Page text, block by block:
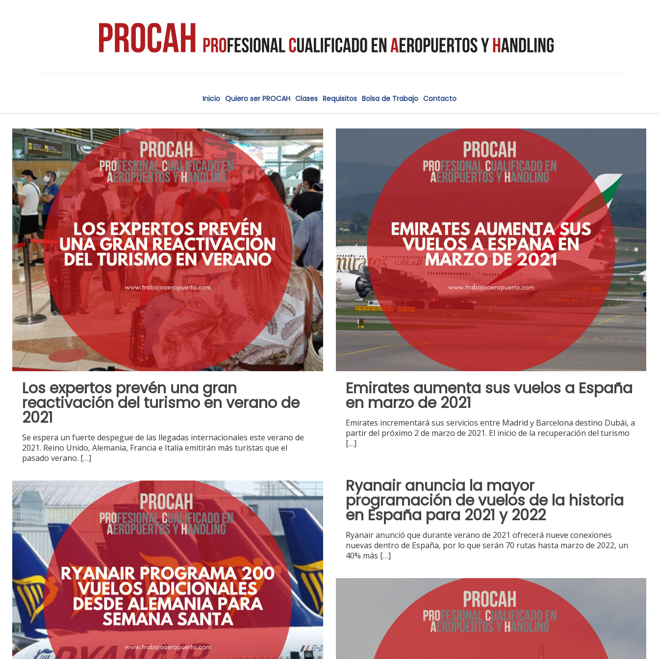
Inicio Quiero ser PROCAH Clases Requisitos Bolsa de Trabajo Contacto
Los expertos prevén una gran
reactivación del turismo en verano de
2021
Se espera un fuerte despegue de las llegadas internacionales este verano de
2021. Reino Unido, Alemania, Francia e Italia emitirán más turistas que el
pasado verano. […]
Emirates aumenta sus vuelos a España
en marzo de 2021
Emirates incrementará sus servicios entre Madrid y Barcelona destino Dubái, a
partir del próximo 2 de marzo de 2021. El inicio de la recuperación del turismo
[…]
Ryanair anuncia la mayor
programación de vuelos de la historia
en España para 2021 y 2022
Ryanair anunció que durante verano de 2021 ofrecerá nueve conexiones
nuevas dentro de España, por lo que serán 70 rutas hasta marzo de 2022, un
40% más […]